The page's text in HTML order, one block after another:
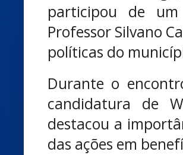
participou de
Professor Silvano
políticas do
Durante o
candidatura de
destacou a
das ações em